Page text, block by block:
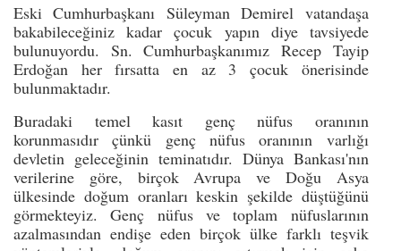
Eski Cumhurbaşkanı Süleyman Demirel vatandaşa
bakabileceğiniz kadar çocuk yapın diye tavsiyede
bulunuyordu. Sn. Cumhurbaşkanımız Recep Tayip
Erdoğan her fırsatta en az 3 çocuk önerisinde
bulunmaktadır.
Buradaki temel kasıt genç nüfus oranının
korunmasıdır çünkü genç nüfus oranının varlığı
devletin geleceğinin teminatıdır. Dünya Bankası'nın
verilerine göre, birçok Avrupa ve Doğu Asya
ülkesinde doğum oranları keskin şekilde düştüğünü
görmekteyiz. Genç nüfus ve toplam nüfuslarının
azalmasından endişe eden birçok ülke farklı teşvik